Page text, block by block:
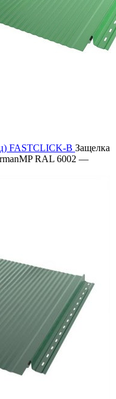
FASTCLICK-B Защелка
RAL 6002 —